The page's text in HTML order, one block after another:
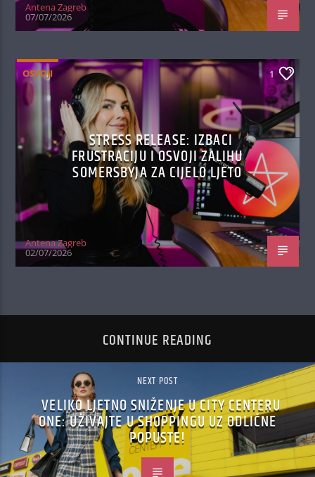
Antena Zagreb
07/07/2026
OSVOJI 1
STRESS RELEASE: IZBACI
FRUSTRACIJU I OSVOJI ZALIHU
SOMERSBYJA ZA CIJELO LJETO
Antena Zagreb
02/07/2026
CONTINUE READING
NEXT POST
VELIKO LJETNO SNIŽENJE U CITY CENTERU
ONE: UŽIVAJTE U SHOPPINGU UZ ODLIČNE
POPUSTE!